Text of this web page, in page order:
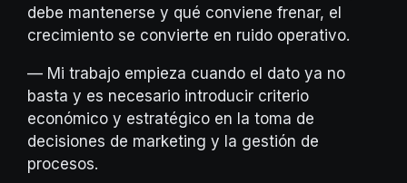
debe mantenerse y qué conviene frenar, el
crecimiento se convierte en ruido operativo.
— Mi trabajo empieza cuando el dato ya no
basta y es necesario introducir criterio
económico y estratégico en la toma de
decisiones de marketing y la gestión de
procesos.